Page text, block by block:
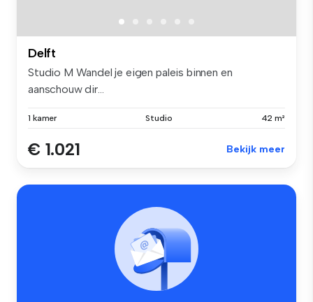
Delft
Studio M Wandel je eigen paleis binnen en
aanschouw dir...
1 kamer Studio 42 m²
€ 1.021 Bekijk meer